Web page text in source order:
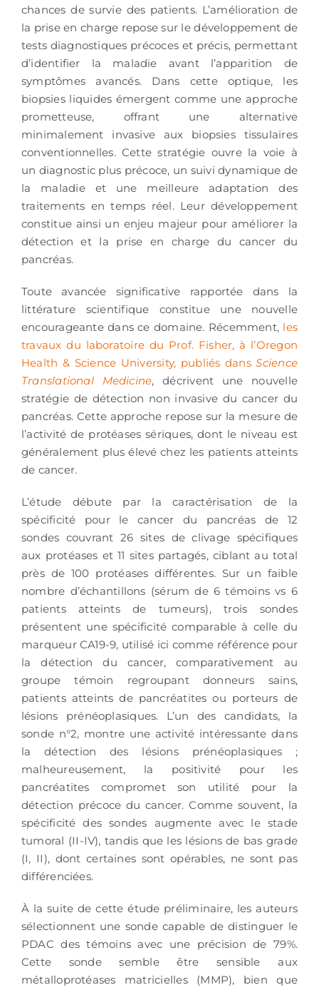
chances de survie des patients. L’amélioration de
la prise en charge repose sur le développement de
tests diagnostiques précoces et précis, permettant
d’identifier la maladie avant l’apparition de
symptômes avancés. Dans cette optique, les
biopsies liquides émergent comme une approche
prometteuse, offrant une alternative
minimalement invasive aux biopsies tissulaires
conventionnelles. Cette stratégie ouvre la voie à
un diagnostic plus précoce, un suivi dynamique de
la maladie et une meilleure adaptation des
traitements en temps réel. Leur développement
constitue ainsi un enjeu majeur pour améliorer la
détection et la prise en charge du cancer du
pancréas.
Toute avancée significative rapportée dans la
littérature scientifique constitue une nouvelle
encourageante dans ce domaine. Récemment, les
travaux du laboratoire du Prof. Fisher, à l’Oregon
Health & Science University, publiés dansScience
Translational Medicine, décrivent une nouvelle
stratégie de détection non invasive du cancer du
pancréas. Cette approche repose sur la mesure de
l’activité de protéases sériques, dont le niveau est
généralement plus élevé chez les patients atteints
de cancer.
L’étude débute par la caractérisation de la
spécificité pour le cancer du pancréas de 12
sondes couvrant 26 sites de clivage spécifiques
aux protéases et 11 sites partagés, ciblant au total
près de 100 protéases différentes. Sur un faible
nombre d’échantillons (sérum de 6 témoins vs 6
patients atteints de tumeurs), trois sondes
présentent une spécificité comparable à celle du
marqueur CA19-9, utilisé ici comme référence pour
la détection du cancer, comparativement au
groupe témoin regroupant donneurs sains,
patients atteints de pancréatites ou porteurs de
lésions prénéoplasiques. L’un des candidats, la
sonde n°2, montre une activité intéressante dans
la détection des lésions prénéoplasiques ;
malheureusement, la positivité pour les
pancréatites compromet son utilité pour la
détection précoce du cancer. Comme souvent, la
spécificité des sondes augmente avec le stade
tumoral (II-IV), tandis que les lésions de bas grade
(I, II), dont certaines sont opérables, ne sont pas
différenciées.
À la suite de cette étude préliminaire, les auteurs
sélectionnent une sonde capable de distinguer le
PDAC des témoins avec une précision de 79%.
Cette sonde semble être sensible aux
métalloprotéases matricielles (MMP), bien que